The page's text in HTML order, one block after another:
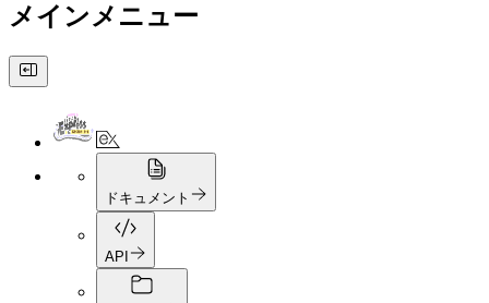
メインメニュー
ドキュメント
API